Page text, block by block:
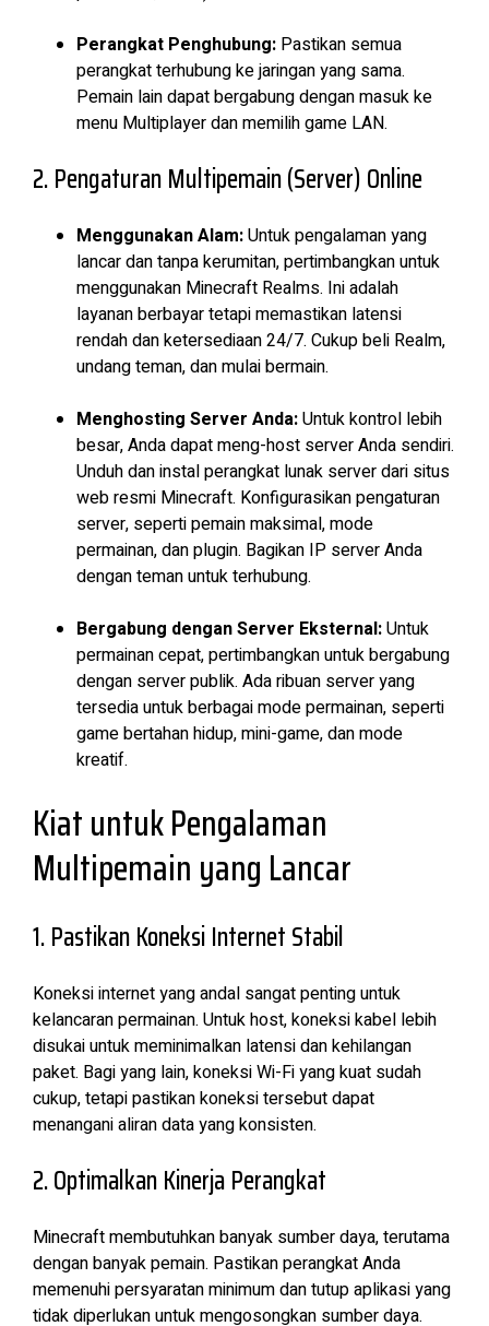
Perangkat Penghubung: Pastikan semua
perangkat terhubung ke jaringan yang sama.
Pemain lain dapat bergabung dengan masuk ke
menu Multiplayer dan memilih game LAN.
2. Pengaturan Multipemain (Server) Online
Menggunakan Alam:Untuk pengalaman yang
lancar dan tanpa kerumitan, pertimbangkan untuk
menggunakan Minecraft Realms. Ini adalah
layanan berbayar tetapi memastikan latensi
rendah dan ketersediaan 24/7. Cukup beli Realm,
undang teman, dan mulai bermain.
Menghosting Server Anda:Untuk kontrol lebih
besar, Anda dapat meng-host server Anda sendiri.
Unduh dan instal perangkat lunak server dari situs
web resmi Minecraft. Konfigurasikan pengaturan
server, seperti pemain maksimal, mode
permainan, dan plugin. Bagikan IP server Anda
dengan teman untuk terhubung.
Bergabung dengan Server Eksternal:Untuk
permainan cepat, pertimbangkan untuk bergabung
dengan server publik. Ada ribuan server yang
tersedia untuk berbagai mode permainan, seperti
game bertahan hidup, mini-game, dan mode
kreatif.
Kiat untuk Pengalaman
Multipemain yang Lancar
1. Pastikan Koneksi Internet Stabil
Koneksi internet yang andal sangat penting untuk
kelancaran permainan. Untuk host, koneksi kabel lebih
disukai untuk meminimalkan latensi dan kehilangan
paket. Bagi yang lain, koneksi Wi-Fi yang kuat sudah
cukup, tetapi pastikan koneksi tersebut dapat
menangani aliran data yang konsisten.
2. Optimalkan Kinerja Perangkat
Minecraft membutuhkan banyak sumber daya, terutama
dengan banyak pemain. Pastikan perangkat Anda
memenuhi persyaratan minimum dan tutup aplikasi yang
tidak diperlukan untuk mengosongkan sumber daya.